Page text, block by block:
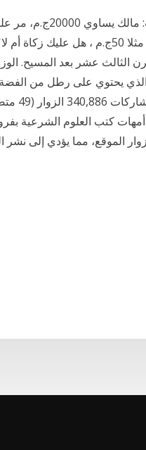
ج.م عيار 21، سعر غرام الفضة مثلا
والذي يحتوي على رطل من
حوار
كتب العلوم الشرعية
الموقع، مما يؤدي إلى نشر